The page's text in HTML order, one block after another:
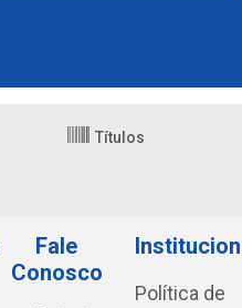
Títulos
Fale
Conosco
Política de